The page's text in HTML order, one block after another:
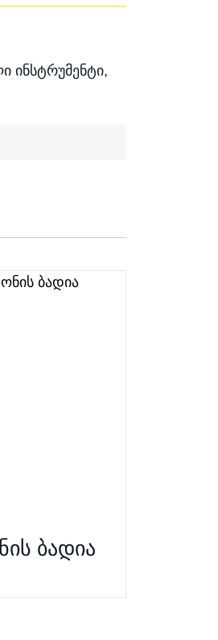
ინსტრუმენტი,
ბადია